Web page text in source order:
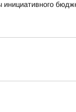
инициативного